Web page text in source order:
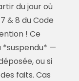
du jour où
& 8 du Code
! Ce
—
ou si
faits. Cas